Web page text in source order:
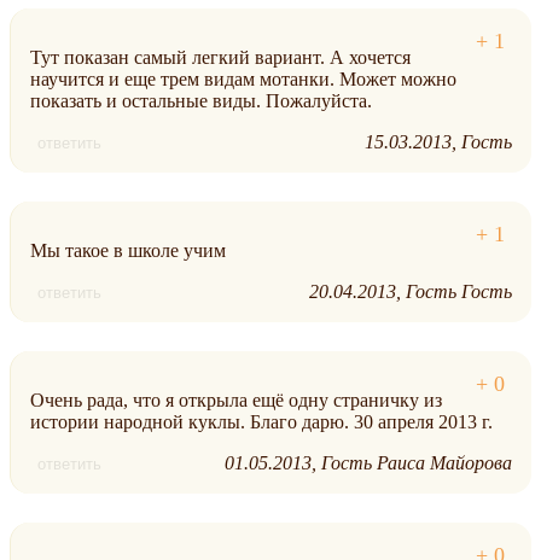
Тут показан самый легкий вариант. А хочется
научится и еще трем видам мотанки. Может можно
показать и остальные виды. Пожалуйста.
ответить 15.03.2013 Гость
Мы такое в школе учим
ответить 20.04.2013 Гость Гость
Очень рада, что я открыла ещё одну страничку из
истории народной куклы. Благо дарю. 30 апреля 2013 г.
ответить 01.05.2013 Гость Раиса Майорова